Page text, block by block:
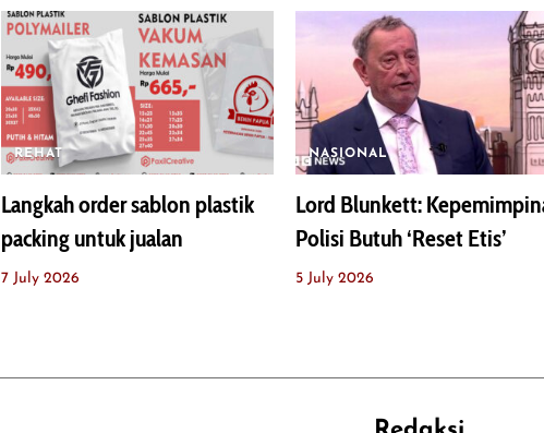
REHAT
Langkah order sablon plastik
packing untuk jualan
7 July 2026
NASIONAL
Lord Blunkett:
Polisi Butuh ‘Reset Etis’
5 July 2026